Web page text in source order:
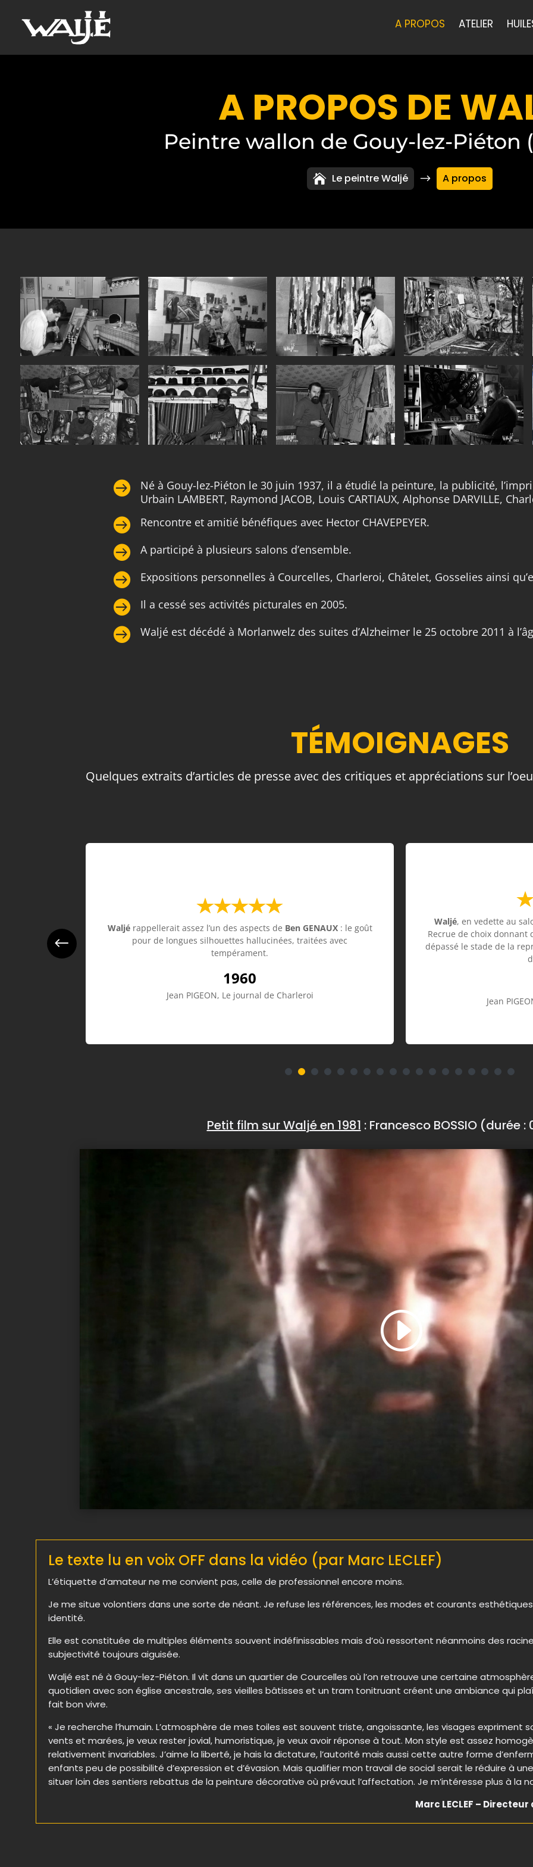
A PROPOS ATELIER
A PROPOS DE
Peintre wallon de Gouy-lez-Piéton
Le peintre Waljé $ A propos

Né à Gouy-lez-Piéton le 30 juin 1937, il a étudié la peinture, la publicité,
Urbain LAMBERT, Raymond JACOB, Louis CARTIAUX, Alphonse DARVILLE,
 Rencontre et amitié bénéfiques avec Hector CHAVEPEYER.
 A participé à plusieurs salons d’ensemble.
 Expositions personnelles à Courcelles, Charleroi, Châtelet, Gosselies ainsi
 Il a cessé ses activités picturales en 2005.
 Waljé est décédé à Morlanwelz des suites d’Alzheimer le 25 octobre 2011 à
TÉMOIGNAGES
Quelques extraits d’articles de presse avec des critiques et appréciations sur
fraîcheur et
Waljérappellerait assez l’un des aspects de Ben GENAUX: le goût
pour de longues silhouettes hallucinées, traitées avec
tempérament.
1960
Jean PIGEON, Le journal de Charleroi
Waljé, en vedette au
Recrue de choix donnant
dépassé le stade de la
Jean
Petit film sur Waljé en 1981 : Francesco BOSSIO (durée
Le texte lu en voix OFF dans la vidéo (par Marc LECLEF)
L’étiquette d’amateur ne me convient pas, celle de professionnel encore moins.
Je me situe volontiers dans une sorte de néant. Je refuse les références, les modes et courants
identité.
Elle est constituée de multiples éléments souvent indéfinissables mais d’où ressortent néanmoins des
subjectivité toujours aiguisée.
Waljé est né à Gouy-lez-Piéton. Il vit dans un quartier de Courcelles où l’on retrouve une certaine
quotidien avec son église ancestrale, ses vieilles bâtisses et un tram tonitruant créent une ambiance qui
fait bon vivre.
« Je recherche l’humain. L’atmosphère de mes toiles est souvent triste, angoissante, les visages expriment
vents et marées, je veux rester jovial, humoristique, je veux avoir réponse à tout. Mon style est assez
relativement invariables. J’aime la liberté, je hais la dictature, l’autorité mais aussi cette autre forme
enfants peu de possibilité d’expression et d’évasion. Mais qualifier mon travail de social serait le réduire à
situer loin des sentiers rebattus de la peinture décorative où prévaut l’affectation. Je m’intéresse plus à la
Marc LECLEF –